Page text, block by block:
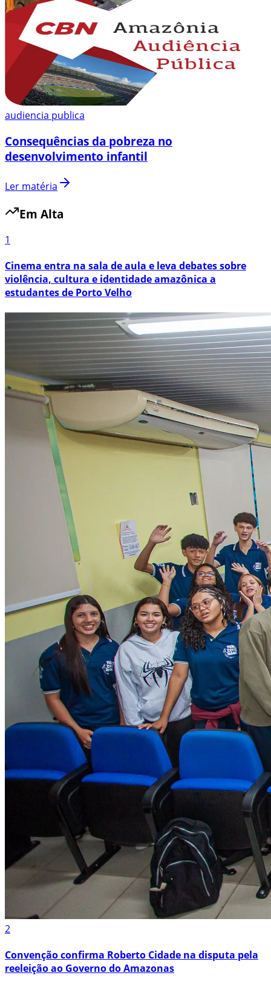
audiencia publica
Consequências da pobreza no
desenvolvimento infantil
Ler matéria
Em Alta
1
Cinema entra na sala de aula e leva debates sobre
violência, cultura e identidade amazônica a
estudantes de Porto Velho
2
Convenção confirma Roberto Cidade na disputa pela
reeleição ao Governo do Amazonas